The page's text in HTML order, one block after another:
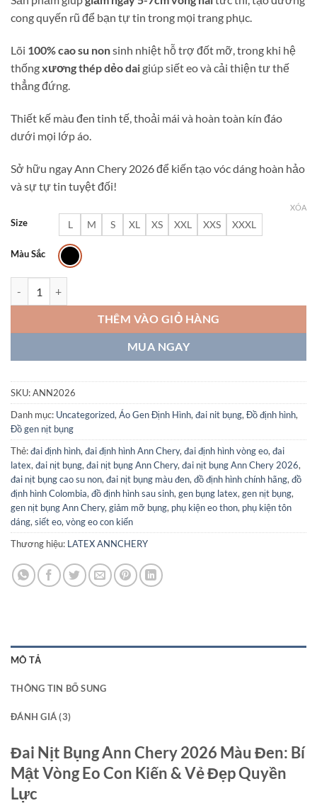
cong quyến rũ để bạn tự tin trong mọi trang phục.
Lõi 100% cao su nonsinh nhiệt hỗ trợ đốt mỡ, trong khi hệ
thốngxương thép dẻo daigiúp siết eo và cải thiện tư thế
thẳng đứng.
Thiết kế màu đen tinh tế, thoải mái và hoàn toàn kín đáo
dưới mọi lớp áo.
Sở hữu ngay Ann Chery 2026 để kiến tạo vóc dáng hoàn hảo
và sự tự tin tuyệt đối!
Size L M S XL XS XXL XXS XXXL
Màu Sắc
XÓA
THÊM VÀO GIỎ HÀNG
MUA NGAY
SKU:ANN2026
Danh mục: Uncategorized,Áo Gen Định Hình,đai nit bụng,Đồ định hình,
Đồ gen nịt bụng
Thẻ:đai định hình,đai định hình Ann Chery,đai định hình vòng eo,đai
latex,đai nịt bụng,đai nịt bụng Ann Chery,đai nịt bụng Ann Chery 2026,
đai nịt bụng cao su non,đai nịt bụng màu đen,đồ định hình chính hãng,đồ
định hình Colombia,đồ định hình sau sinh,gen bụng latex,gen nịt bụng,
gen nịt bụng Ann Chery,giảm mỡ bụng, phụ kiện eo thon, phụ kiện tôn
dáng,siết eo,vòng eo con kiến
Thương hiệu: LATEX ANNCHERY
MÔ TẢ
THÔNG TIN BỔ SUNG
ĐÁNH GIÁ (3)
Đai Nịt Bụng Ann Chery 2026 Màu Đen: Bí
Mật Vòng Eo Con Kiến & Vẻ Đẹp Quyền
Lực